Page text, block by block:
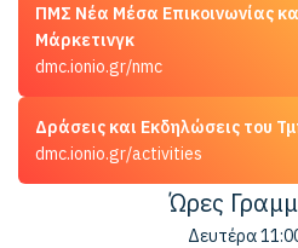
ΠΜΣ Νέα Μέσα Επικοινωνίας
Μάρκετινγκ
dmc.ionio.gr/nmc
Δράσεις και Εκδηλώσεις του
dmc.ionio.gr/activities
Ώρες
Δευτέρα